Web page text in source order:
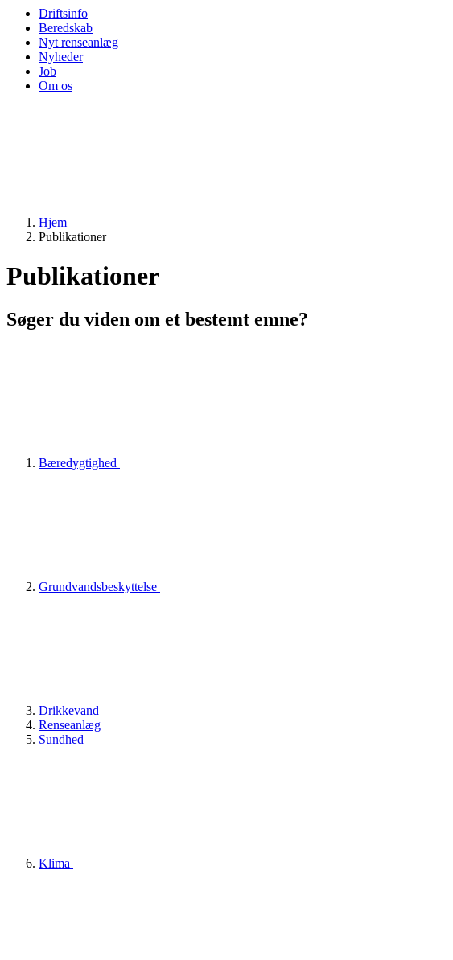
Driftsinfo
Beredskab
Nyt renseanlæg
Nyheder
Job
Om os
Hjem
Publikationer
Publikationer
Søger du viden om et bestemt emne?
Bæredygtighed
Grundvandsbeskyttelse
Drikkevand
Renseanlæg
Sundhed
Klima